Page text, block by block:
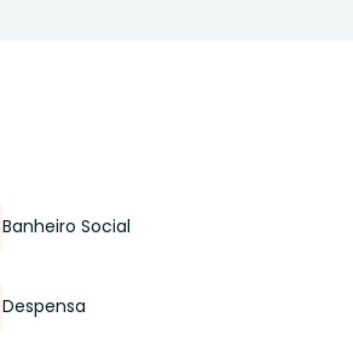
Banheiro Social
Despensa